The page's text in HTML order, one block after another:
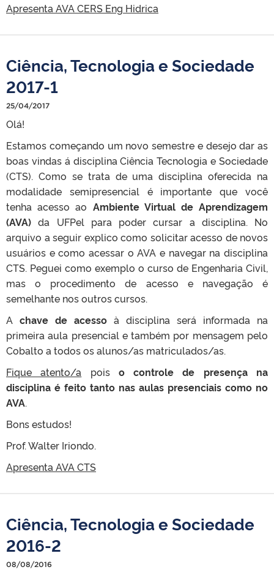
Apresenta AVA CERS Eng Hidrica
Ciência, Tecnologia e Sociedade
2017-1
25/04/2017
Olá!
Estamos começando um novo semestre e desejo dar as
boas vindas á disciplina Ciência Tecnologia e Sociedade
(CTS). Como se trata de uma disciplina oferecida na
modalidade semipresencial é importante que você
tenha acesso ao Ambiente Virtual de Aprendizagem
(AVA) da UFPel para poder cursar a disciplina. No
arquivo a seguir explico como solicitar acesso de novos
usuários e como acessar o AVA e navegar na disciplina
CTS. Peguei como exemplo o curso de Engenharia Civil,
mas o procedimento de acesso e navegação é
semelhante nos outros cursos.
A chave de acesso à disciplina será informada na
primeira aula presencial e também por mensagem pelo
Cobalto a todos os alunos/as matriculados/as.
Fique atento/a pois o controle de presença na
disciplina é feito tanto nas aulas presenciais como no
AVA.
Bons estudos!
Prof. Walter Iriondo.
Apresenta AVA CTS
Ciência, Tecnologia e Sociedade
2016-2
08/08/2016